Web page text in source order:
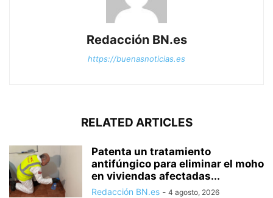
Redacción BN.es
https://buenasnoticias.es
RELATED ARTICLES
Patenta un tratamiento
antifúngico para eliminar el moho
en viviendas afectadas...
Redacción BN.es - 4 agosto, 2026